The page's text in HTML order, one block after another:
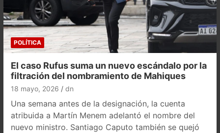
POLÍTICA
El caso Rufus suma un nuevo escándalo por la
filtración del nombramiento de Mahiques
18 mayo, 2026 dn
Una semana antes de la designación, la cuenta
atribuida a Martín Menem adelantó el nombre del
nuevo ministro. Santiago Caputo también se quejó